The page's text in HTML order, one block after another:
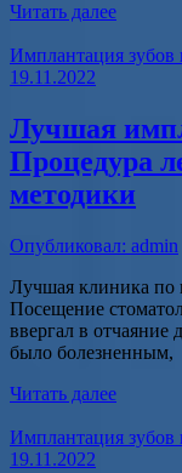
Читать далее
Имплантация
19.11.2022
Лучшая
Процедура
методики
Опубликовал: admin
Лучшая клиника по
Посещение
ввергал в
было болезненным,
Читать далее
Имплантация
19.11.2022